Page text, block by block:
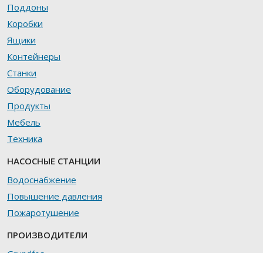
Поддоны
Коробки
Ящики
Контейнеры
Станки
Оборудование
Продукты
Мебель
Техника
НАСОСНЫЕ СТАНЦИИ
Водоснабжение
Повышение давления
Пожаротушение
ПРОИЗВОДИТЕЛИ